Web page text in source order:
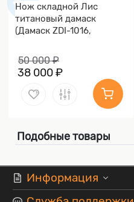
Нож складной Лис
титановый дамаск
(Дамаск ZDI-1016,
50 000 ₽
38 000 ₽
Подобные товары
Информация